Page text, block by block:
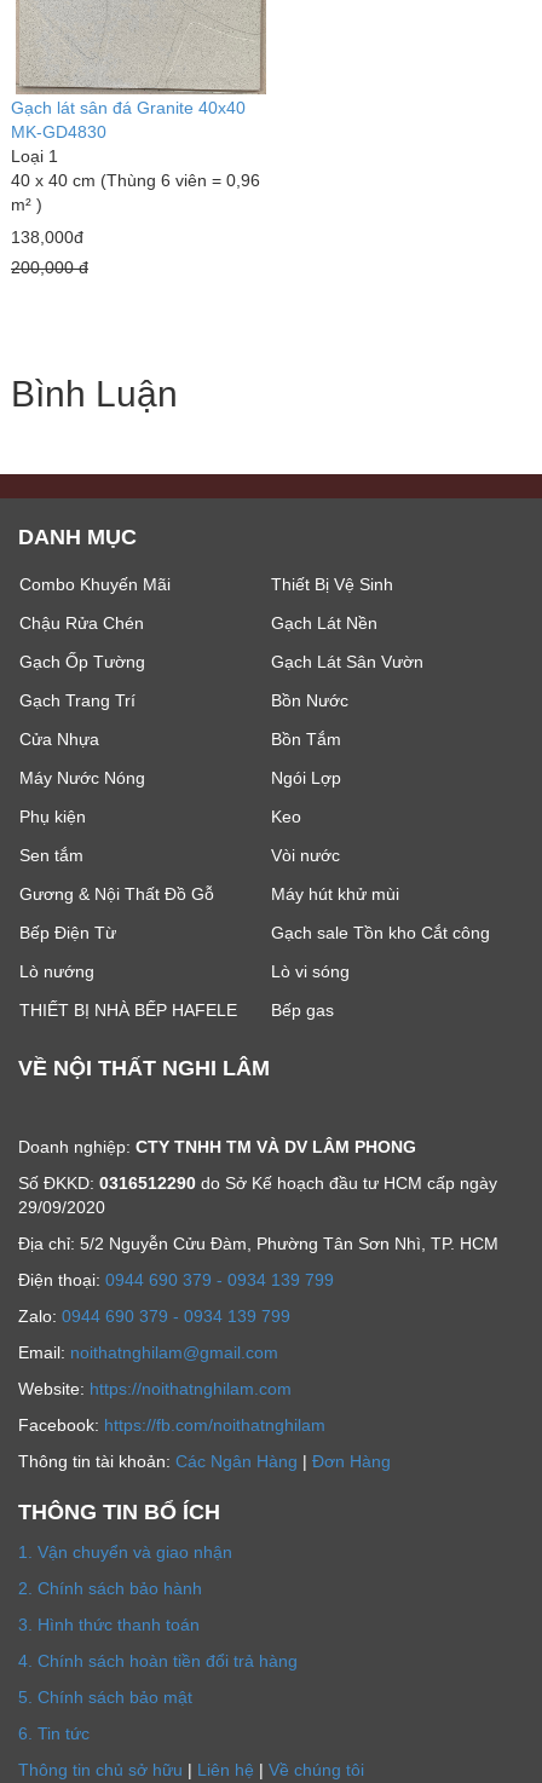
Gạch lát sân đá Granite 40x40
MK-GD4830
Loại 1
40 x 40 cm (Thùng 6 viên = 0,96
m² )
138,000đ
200,000 đ
Bình Luận
DANH MỤC
Combo Khuyến Mãi
Thiết Bị Vệ Sinh
Chậu Rửa Chén
Gạch Lát Nền
Gạch Ốp Tường
Gạch Lát Sân Vườn
Gạch Trang Trí
Bồn Nước
Cửa Nhựa
Bồn Tắm
Máy Nước Nóng
Ngói Lợp
Phụ kiện
Keo
Sen tắm
Vòi nước
Gương & Nội Thất Đồ Gỗ
Máy hút khử mùi
Bếp Điện Từ
Gạch sale Tồn kho Cắt công
Lò nướng
Lò vi sóng
THIẾT BỊ NHÀ BẾP HAFELE
Bếp gas
VỀ NỘI THẤT NGHI LÂM
Doanh nghiệp: CTY TNHH TM VÀ DV LÂM PHONG
Số ĐKKD: 0316512290 do Sở Kế hoạch đầu tư HCM cấp ngày
29/09/2020
Địa chỉ: 5/2 Nguyễn Cửu Đàm, Phường Tân Sơn Nhì, TP. HCM
Ðiện thoại: 0944 690 379 - 0934 139 799
Zalo: 0944 690 379 - 0934 139 799
Email: noithatnghilam@gmail.com
Website: https://noithatnghilam.com
Facebook: https://fb.com/noithatnghilam
Thông tin tài khoản: Các Ngân Hàng | Đơn Hàng
THÔNG TIN BỔ ÍCH
1. Vận chuyển và giao nhận
2. Chính sách bảo hành
3. Hình thức thanh toán
4. Chính sách hoàn tiền đổi trả hàng
5. Chính sách bảo mật
6. Tin tức
Thông tin chủ sở hữu | Liên hệ | Về chúng tôi